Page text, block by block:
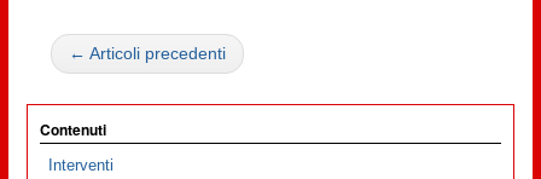
← Articoli precedenti
Contenuti
Interventi